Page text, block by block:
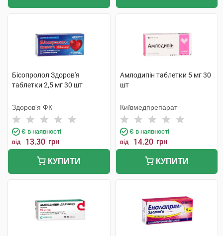
Бісопролол Здоров'я
таблетки 2,5 мг 30 шт
Здоров'я ФК
Є в наявності
від 13.30 грн
КУПИТИ
Амлодипін таблетки 5 мг 30
шт
Київмедпрепарат
Є в наявності
від 14.20 грн
КУПИТИ